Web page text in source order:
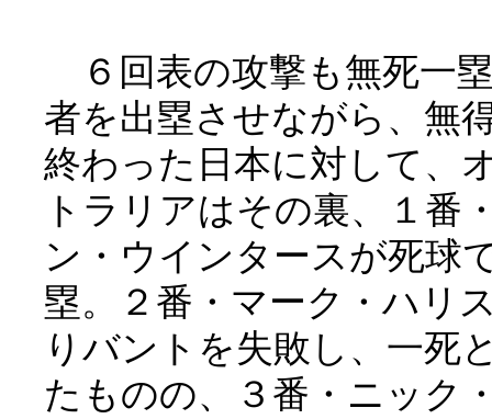
６回表の攻撃も無死一
者を出塁させながら、無
終わった日本に対して、
トラリアはその裏、１番
ン・ウインタースが死球
塁。２番・マーク・ハリ
りバントを失敗し、一死
たものの、３番・ニック